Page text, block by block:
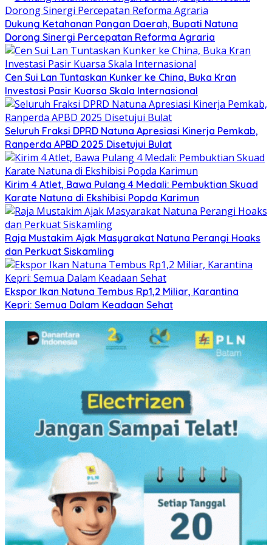
Dukung Ketahanan Pangan Daerah, Bupati Natuna
Dorong Sinergi Percepatan Reforma Agraria
Cen Sui Lan Tuntaskan Kunker ke China, Buka Kran
Investasi Pasir Kuarsa Skala Internasional
Seluruh Fraksi DPRD Natuna Apresiasi Kinerja Pemkab,
Ranperda APBD 2025 Disetujui Bulat
Kirim 4 Atlet, Bawa Pulang 4 Medali: Pembuktian Skuad
Karate Natuna di Ekshibisi Popda Karimun
Raja Mustakim Ajak Masyarakat Natuna Perangi Hoaks
dan Perkuat Siskamling
Ekspor Ikan Natuna Tembus Rp1,2 Miliar, Karantina
Kepri: Semua Dalam Keadaan Sehat